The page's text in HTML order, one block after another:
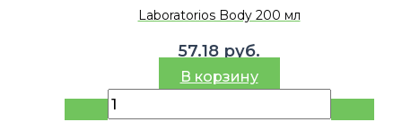
Laboratorios Body 200 мл
57.18 руб.
В корзину